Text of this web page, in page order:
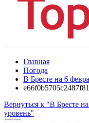
Главная
Погода
В Бресте на 6
Вернуться к "В Бресте
уровень"